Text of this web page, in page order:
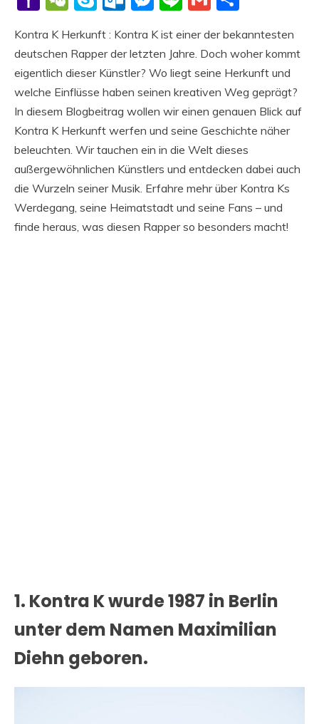
Kontra K Herkunft : Kontra K ist einer der bekanntesten
deutschen Rapper der letzten Jahre. Doch woher kommt
eigentlich dieser Künstler? Wo liegt seine Herkunft und
welche Einflüsse haben seinen kreativen Weg geprägt?
In diesem Blogbeitrag wollen wir einen genauen Blick auf
Kontra K Herkunft werfen und seine Geschichte näher
beleuchten. Wir tauchen ein in die Welt dieses
außergewöhnlichen Künstlers und entdecken dabei auch
die Wurzeln seiner Musik. Erfahre mehr über Kontra Ks
Werdegang, seine Heimatstadt und seine Fans – und
finde heraus, was diesen Rapper so besonders macht!
1. Kontra K wurde 1987 in Berlin
unter dem Namen Maximilian
Diehn geboren.